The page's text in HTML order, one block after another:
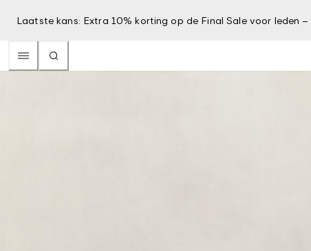
Laatste kans: Extra 10% korting op de Final Sale voor leden –